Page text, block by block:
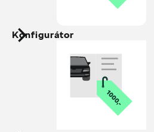
Konfigurátor